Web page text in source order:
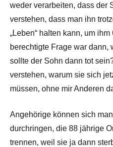
weder verarbeiten, dass der
verstehen, dass man ihn
„Leben“ halten kann, um
berechtigte Frage war dann,
sollte der Sohn dann tot
verstehen, warum sie sich
müssen, ohne mir Anderen
Angehörige können sich
durchringen, die 88 jährige
trennen, weil sie ja dann